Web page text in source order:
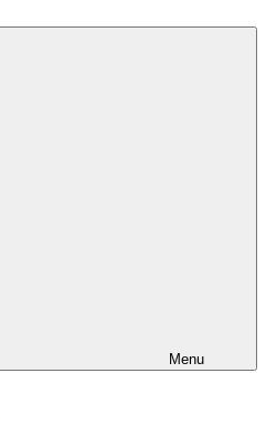
Menu